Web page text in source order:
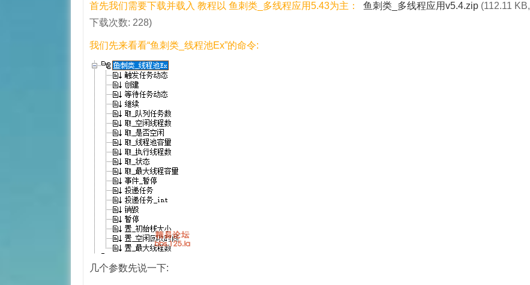
首先我们需要下载并载入 教程以 鱼刺类_多线程应用5.43为主： 鱼刺类_多线程应用v5.4.zip (112.11 KB,
下载次数: 228)
我们先来看看“鱼刺类_线程池Ex”的命令:
几个参数先说一下: